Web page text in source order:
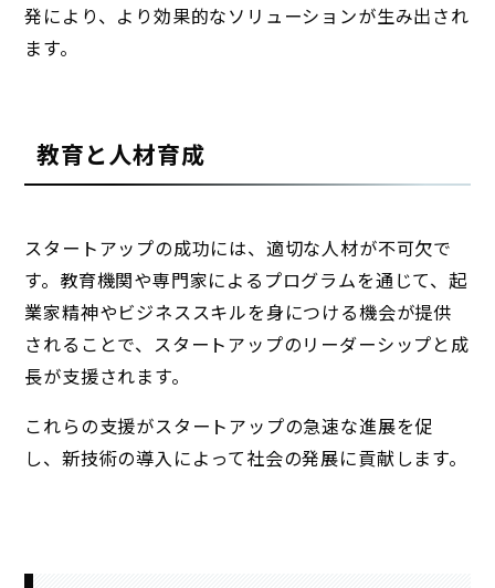
発により、より効果的なソリューションが生み出され
ます。
教育と人材育成
スタートアップの成功には、適切な人材が不可欠で
す。教育機関や専門家によるプログラムを通じて、起
業家精神やビジネススキルを身につける機会が提供
されることで、スタートアップのリーダーシップと成
長が支援されます。
これらの支援がスタートアップの急速な進展を促
し、新技術の導入によって社会の発展に貢献します。